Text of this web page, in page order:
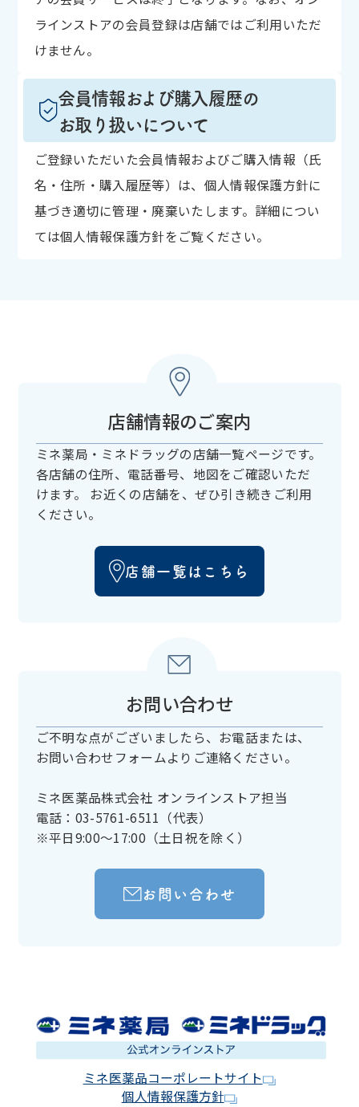
ラインストアの会員登録は店舗ではご利用いただ
けません。
会員情報および購入履歴の
お取り扱いについて
ご登録いただいた会員情報およびご購入情報（氏
名・住所・購入履歴等）は、個人情報保護方針に
基づき適切に管理・廃棄いたします。詳細につい
ては個人情報保護方針をご覧ください。
店舗情報のご案内
ミネ薬局・ミネドラッグの店舗一覧ページです。
各店舗の住所、電話番号、 地図をご確認いただ
けます。
お近くの店舗を、ぜひ引き続きご利用
ください。
店舗一覧はこちら
お問い合わせ
ご不明な点がございましたら、お電話または、
お問い合わせフォームよりご連絡ください。
ミネ医薬品株式会社 オンラインストア担当
電話：03-5761-6511（代表）
※平日9:00～17:00（土日祝を除く）
お問い合わせ
ミネ医薬品コーポレートサイト
個人情報保護方針